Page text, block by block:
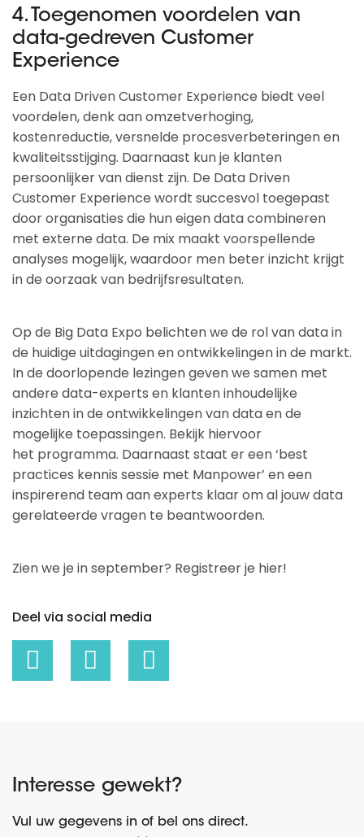
4. Toegenomen voordelen van
data-gedreven Customer
Experience
Een Data Driven Customer Experience biedt veel
voordelen, denk aan omzetverhoging,
kostenreductie, versnelde procesverbeteringen en
kwaliteitsstijging. Daarnaast kun je klanten
persoonlijker van dienst zijn. De Data Driven
Customer Experience wordt succesvol toegepast
door organisaties die hun eigen data combineren
met externe data. De mix maakt voorspellende
analyses mogelijk, waardoor men beter inzicht krijgt
in de oorzaak van bedrijfsresultaten.
Op de Big Data Expo belichten we de rol van data in
de huidige uitdagingen en ontwikkelingen in de markt.
In de doorlopende lezingen geven we samen met
andere data-experts en klanten inhoudelijke
inzichten in de ontwikkelingen van data en de
mogelijke toepassingen. Bekijk hiervoor
het programma. Daarnaast staat er een ‘best
practices kennis sessie met Manpower’ en een
inspirerend team aan experts klaar om al jouw data
gerelateerde vragen te beantwoorden.
Zien we je in september? Registreer je hier!
Deel via social media
Interesse gewekt?
Vul uw gegevens in of bel ons direct.